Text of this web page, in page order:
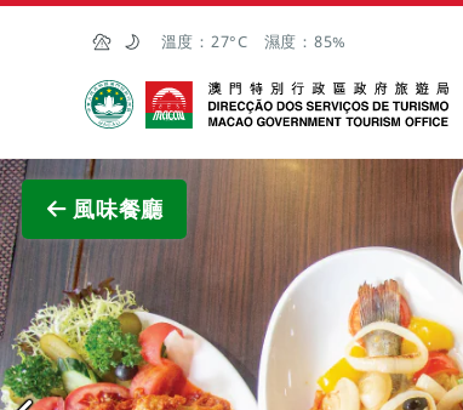
跳至主内容
溫度： 27°C 濕度： 85%
澳門特別行政區政府旅遊局
風味餐廳